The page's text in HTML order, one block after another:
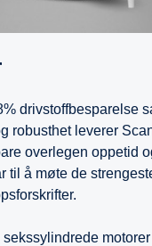
drivstoffbesparelse
robusthet leverer
overlegen oppetid
til å møte de